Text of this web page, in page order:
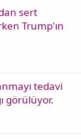
sert
Trump'ın
tedavi
görülüyor.